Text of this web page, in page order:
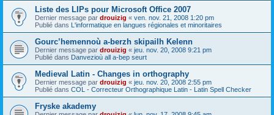
Liste des LIPs pour Microsoft Office 2007
Dernier message par drouizig « ven. nov. 21, 2008 1:20 pm
Publié dans L'informatique en langues régionales et minoritaires
Gourc’hemennoù a-berzh skipailh Kelenn
Dernier message par drouizig « jeu. nov. 20, 2008 9:21 pm
Publié dans Danvezioù all a-bep seurt
Medieval Latin - Changes in orthography
Dernier message par drouizig « jeu. nov. 20, 2008 2:55 pm
Publié dans COL - Correcteur Orthographique Latin - Latin Spell Checker
Fryske akademy